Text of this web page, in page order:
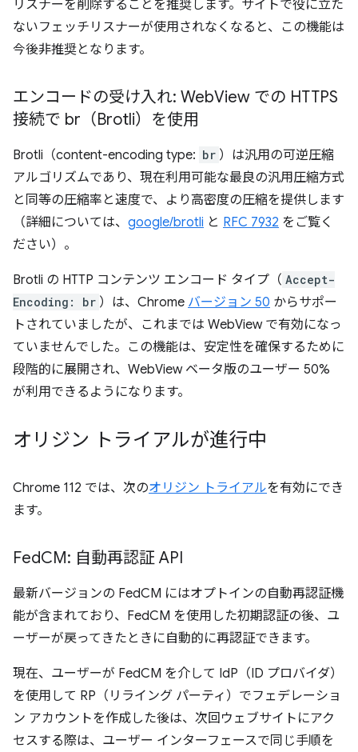
リスナーを削除することを推奨します。サイトで役に立た
ないフェッチリスナーが使用されなくなると、この機能は
今後非推奨となります。
エンコードの受け入れ: WebView での HTTPS
接続で br（Brotli）を使用
Brotli（content-encoding type: br ）は汎用の可逆圧縮
アルゴリズムであり、現在利用可能な最良の汎用圧縮方式
と同等の圧縮率と速度で、より高密度の圧縮を提供します
（詳細については、 google/brotli と RFC 7932 をご覧く
ださい）。
Brotli の HTTP コンテンツ エンコード タイプ（ Accept-
Encoding: br ）は、Chrome バージョン 50 からサポー
トされていましたが、これまでは WebView で有効になっ
ていませんでした。この機能は、安定性を確保するために
段階的に展開され、WebView ベータ版のユーザー 50%
が利用できるようになります。
オリジン トライアルが進行中
Chrome 112 では、次のオリジン トライアルを有効にでき
ます。
FedCM: 自動再認証 API
最新バージョンの FedCM にはオプトインの自動再認証機
能が含まれており、FedCM を使用した初期認証の後、ユ
ーザーが戻ってきたときに自動的に再認証できます。
現在、ユーザーが FedCM を介して IdP（ID プロバイダ）
を使用して RP（リライング パーティ）でフェデレーショ
ン アカウントを作成した後は、次回ウェブサイトにアク
セスする際は、ユーザー インターフェースで同じ手順を